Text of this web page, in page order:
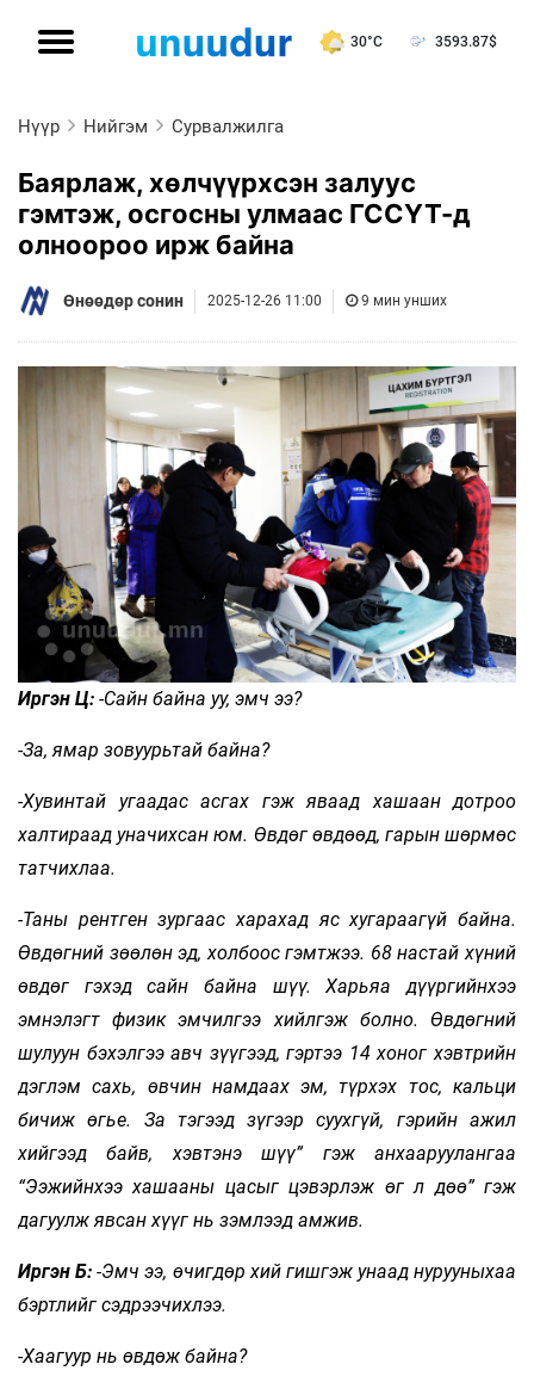
30°C 3593.87$
Нүүр Нийгэм Сурвалжилга
Баярлаж, хөлчүүрхсэн залуус
гэмтэж, осгосны улмаас ГССҮТ-д
олноороо ирж байна
Өнөөдөр сонин 2025-12-26 11:00 9 мин унших
Иргэн Ц: -Сайн байна уу, эмч ээ?
-За, ямар зовуурьтай байна?
-Хувинтай угаадас асгах гэж яваад хашаан дотроо
халтираад уначихсан юм. Өвдөг өвдөөд, гарын шөрмөс
татчихлаа.
-Таны рентген зургаас харахад яс хугараагүй байна.
Өвдөгний зөөлөн эд, холбоос гэмтжээ. 68 настай хүний
өвдөг гэхэд сайн байна шүү. Харьяа дүүргийнхээ
эмнэлэгт физик эмчилгээ хийлгэж болно. Өвдөгний
шулуун бэхэлгээ авч зүүгээд, гэртээ 14 хоног хэвтрийн
дэглэм сахь, өвчин намдаах эм, түрхэх тос, кальци
бичиж өгье. За тэгээд зүгээр суухгүй, гэрийн ажил
хийгээд байв, хэвтэнэ шүү” гэж анхааруулангаа
“Ээжийнхээ хашааны цасыг цэвэрлэж өг л дөө” гэж
дагуулж явсан хүүг нь зэмлээд амжив.
Иргэн Б:-Эмч ээ, өчигдөр хий гишгэж унаад нурууныхаа
бэртлийг сэдрээчихлээ.
-Хаагуур нь өвдөж байна?